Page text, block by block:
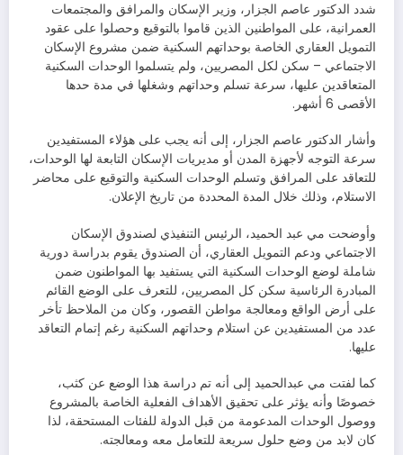
شدد الدكتور عاصم الجزار، وزير الإسكان والمرافق والمجتمعات
العمرانية، على المواطنين الذين قاموا بالتوقيع وحصلوا على عقود
التمويل العقاري الخاصة بوحداتهم السكنية ضمن مشروع الإسكان
الاجتماعي – سكن لكل المصريين، ولم يتسلموا الوحدات السكنية
المتعاقدين عليها، سرعة تسلم وحداتهم وشغلها في مدة حدها
الأقصى 6 أشهر.
وأشار الدكتور عاصم الجزار، إلى أنه يجب على هؤلاء المستفيدين
سرعة التوجه لأجهزة المدن أو مديريات الإسكان التابعة لها الوحدات،
للتعاقد على المرافق وتسلم الوحدات السكنية والتوقيع على محاضر
الاستلام، وذلك خلال المدة المحددة من تاريخ الإعلان.
وأوضحت مي عبد الحميد، الرئيس التنفيذي لصندوق الإسكان
الاجتماعي ودعم التمويل العقاري، أن الصندوق يقوم بدراسة دورية
شاملة لوضع الوحدات السكنية التي يستفيد بها المواطنون ضمن
المبادرة الرئاسية سكن كل المصريين، للتعرف على الوضع القائم
على أرض الواقع ومعالجة مواطن القصور، وكان من الملاحظ تأخر
عدد من المستفيدين عن استلام وحداتهم السكنية رغم إتمام التعاقد
عليها.
كما لفتت مي عبدالحميد إلى أنه تم دراسة هذا الوضع عن كثب،
خصوصًا وأنه يؤثر على تحقيق الأهداف الفعلية الخاصة بالمشروع
ووصول الوحدات المدعومة من قبل الدولة للفئات المستحقة، لذا
كان لابد من وضع حلول سريعة للتعامل معه ومعالجته.